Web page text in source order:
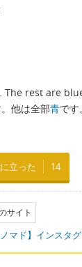
The rest are
他は全部青です。
立った 14
サイト
マド】インスタ